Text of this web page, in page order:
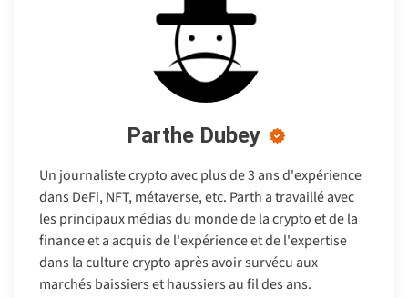
Parthe Dubey
Un journaliste crypto avec plus de 3 ans d'expérience
dans DeFi, NFT, métaverse, etc. Parth a travaillé avec
les principaux médias du monde de la crypto et de la
finance et a acquis de l'expérience et de l'expertise
dans la culture crypto après avoir survécu aux
marchés baissiers et haussiers au fil des ans.